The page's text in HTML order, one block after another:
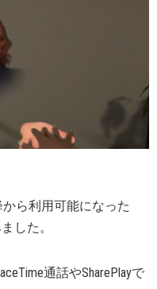
から利用可能になった
した。
通話やSharePlayで